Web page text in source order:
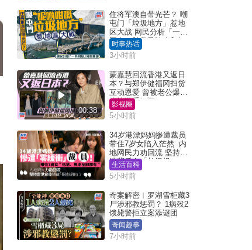
住将军澳自带光芒？ 嘲
屯门「垃圾地方」惹地
区大战 网民分析「一共
同点」秒息风波｜Juicy
叮
时事热话
3小时前
00:38
蒙嘉慧回流香港又返日
本？与郑伊健福冈扫货
互动恩爱 曾被老公爆在
当地游手好闲
影视圈
5小时前
34岁港漂妈妈惨遭裁员
带住7岁女陷入茫然 内
地网民力劝回流 坚持留
港背后有「长远规
划」？
生活百科
5小时前
奇案解密︱罗湖雪柜藏3
尸涉邪教惩罚？ 1病殁2
饿毙警拒立案添谜团
奇闻趣事
7小时前